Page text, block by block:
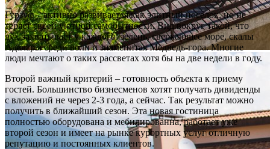
Гурзуф – активно развивается как элитный поселок, но не
теряет своей уютной самобытности. Вид вокруг такой, что
дух захватывает у каждого: зелень, сверкающее море, скалы
Адалары среди волн и знаменитая Медведь-гора. Многие
люди мечтают о таких рассветах хотя бы на две недели в году.
Второй важный критерий – готовность объекта к приему
гостей. Большинство бизнесменов хотят получать дивиденды
с вложений не через 2-3 года, а сейчас. Так результат можно
получить в ближайший сезон. Эта новая гостиница
полностью оборудована и мебилированна, работает уже
второй сезон и имеет на рынке курортных услуг отличную
репутацию и постоянных клиентов.